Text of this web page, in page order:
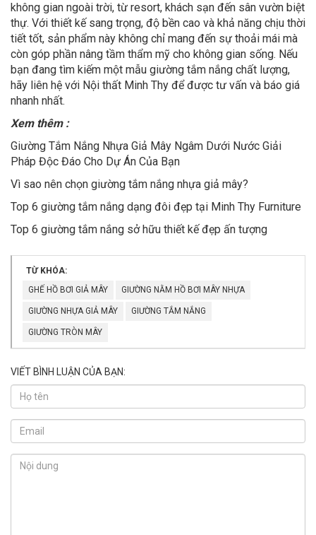
không gian ngoài trời, từ resort, khách sạn đến sân vườn biệt
thự. Với thiết kế sang trọng, độ bền cao và khả năng chịu thời
tiết tốt, sản phẩm này không chỉ mang đến sự thoải mái mà
còn góp phần nâng tầm thẩm mỹ cho không gian sống. Nếu
bạn đang tìm kiếm một mẫu giường tắm nắng chất lượng,
hãy liên hệ với Nội thất Minh Thy để được tư vấn và báo giá
nhanh nhất.
Xem thêm :
Giường Tắm Nắng Nhựa Giả Mây Ngâm Dưới Nước Giải
Pháp Độc Đáo Cho Dự Án Của Bạn
Vì sao nên chọn giường tắm nắng nhựa giả mây?
Top 6 giường tắm nắng dạng đôi đẹp tại Minh Thy Furniture
Top 6 giường tắm nắng sở hữu thiết kế đẹp ấn tượng
TỪ KHÓA:
GHẾ HỒ BƠI GIẢ MÂY
GIƯỜNG NẰM HỒ BƠI MÂY NHỰA
GIƯỜNG NHỰA GIẢ MÂY GIƯỜNG TẮM NẮNG
GIƯỜNG TRÒN MÂY
VIẾT BÌNH LUẬN CỦA BẠN: